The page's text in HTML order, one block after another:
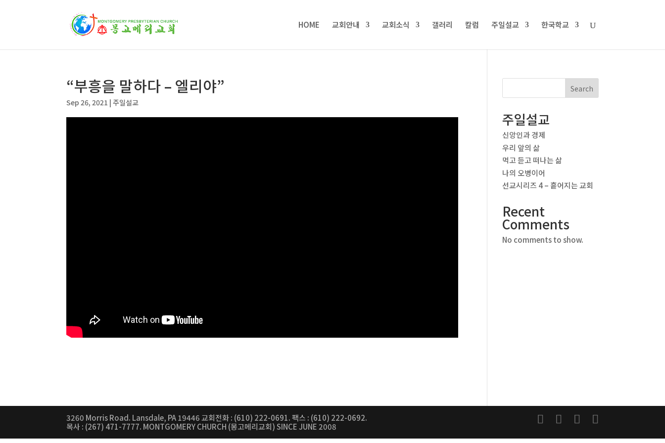
HOME 교회안내 교회소식 갤러리 칼럼 주일설교 한국학교
“부흥을 말하다 – 엘리야”
Sep 26, 2021 |주일설교
Search
주일설교
신앙인과 경제
우리 앞의 삶
먹고 듣고 떠나는 삶
나의 오병이어
선교시리즈 4 – 흩어지는 교회
Recent
Comments
No comments to show.
3260 Morris Road. Lansdale, PA 19446 교회전화 : (610) 222-0691. 팩스 : (610) 222-0692.
목사 : (267) 471-7777. MONTGOMERY CHURCH (몽고메리교회) SINCE JUNE 2008